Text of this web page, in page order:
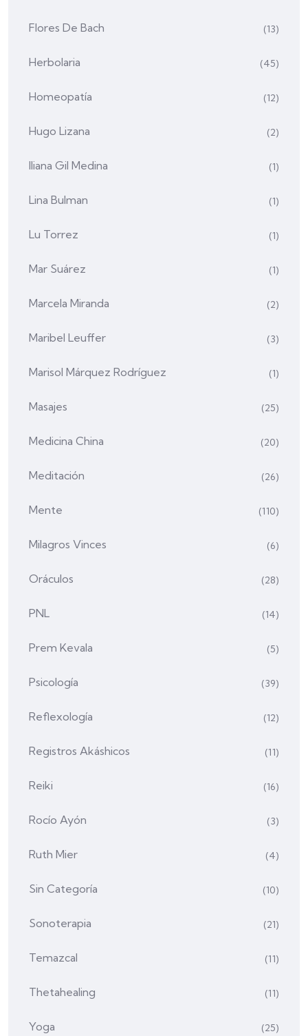
Flores De Bach (13)
Herbolaria (45)
Homeopatía (12)
Hugo Lizana (2)
Iliana Gil Medina (1)
Lina Bulman (1)
Lu Torrez (1)
Mar Suárez (1)
Marcela Miranda (2)
Maribel Leuffer (3)
Marisol Márquez Rodríguez (1)
Masajes (25)
Medicina China (20)
Meditación (26)
Mente (110)
Milagros Vinces (6)
Oráculos (28)
PNL (14)
Prem Kevala (5)
Psicología (39)
Reflexología (12)
Registros Akáshicos (11)
Reiki (16)
Rocío Ayón (3)
Ruth Mier (4)
Sin Categoría (10)
Sonoterapia (21)
Temazcal (11)
Thetahealing (11)
Yoga (25)